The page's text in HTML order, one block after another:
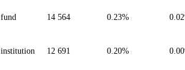
fund 14 564 0.23%
institution 12 691 0.20%